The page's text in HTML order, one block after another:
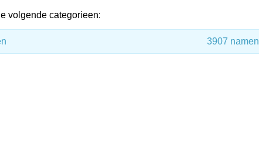
volgende categorieen:
3907 namen